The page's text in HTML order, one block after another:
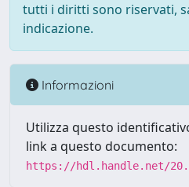
tutti i diritti sono riservati,
indicazione.
Informazioni
Utilizza questo
link a questo documento:
https://hdl.handle.net/